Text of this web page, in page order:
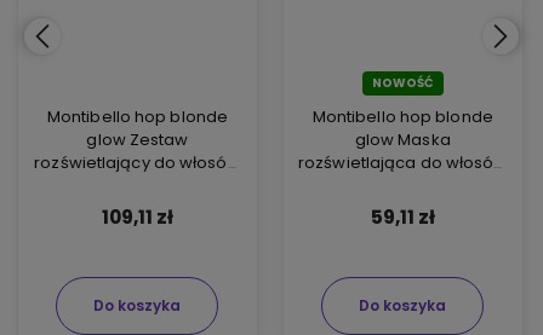
Montibello hop blonde
glow Zestaw
rozświetlający do włosów
Maska 200ml
109,11 zł
Do koszyka
NOWOŚĆ
Montibello hop blonde
glow Maska
rozświetlająca do włosów
59,11 zł
Do koszyka